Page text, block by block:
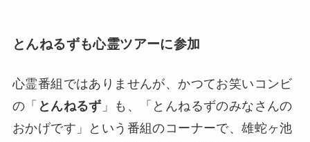
とんねるずも心霊ツアーに参加
心霊番組ではありませんが、かつてお笑いコンビ
の「 とんねるず 」も、「とんねるずのみなさんの
おかげです」という番組のコーナーで、雄蛇ヶ池